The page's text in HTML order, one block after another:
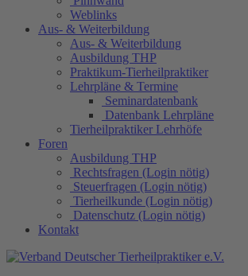
Weblinks
Aus- & Weiterbildung
Aus- & Weiterbildung
Ausbildung THP
Praktikum-Tierheilpraktiker
Lehrpläne & Termine
Seminardatenbank
Datenbank Lehrpläne
Tierheilpraktiker Lehrhöfe
Foren
Ausbildung THP
Rechtsfragen (Login nötig)
Steuerfragen (Login nötig)
Tierheilkunde (Login nötig)
Datenschutz (Login nötig)
Kontakt